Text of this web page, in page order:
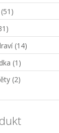
(51)
(14)
(1)
(2)